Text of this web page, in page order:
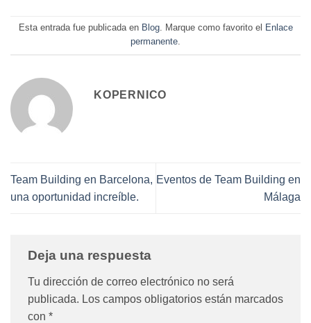
Esta entrada fue publicada en Blog. Marque como favorito el Enlace
permanente
KOPERNICO
Team Building en Barcelona,
una oportunidad increíble.
Eventos de Team Building en
Málaga
Deja una respuesta
Tu dirección de correo electrónico no será
publicada. Los campos obligatorios están marcados
con *